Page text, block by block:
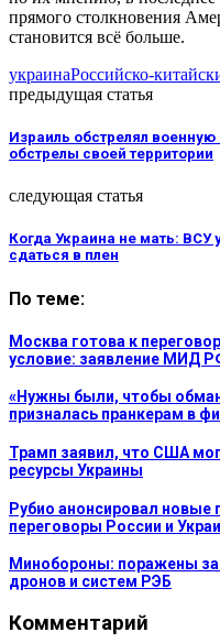
прямого столкновения
становится всё больше.
украинаРоссийско-
предыдущая статья
Израиль обстрелял военную
обстрелы своей территории
следующая статья
Когда Украина не мать:
сдаться в плен
По теме:
Москва готова к
условие: заявление МИД
«Нужны были, чтобы
призналась пранкерам в
Трамп заявил, что США
ресурсы Украины
Рубио анонсировал
переговоры России и
Минобороны: поражены
дронов и систем РЭБ
Комментарий